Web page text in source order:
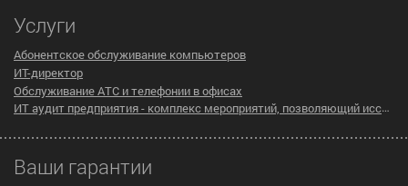
Услуги
Абонентское обслуживание компьютеров
ИТ-директор
Обслуживание АТС и телефонии в офисах
ИТ аудит предприятия - комплекс мероприятий, позволяющий исследовать существующую инфраструктуру компании на предмет эффективности ее работы
Ваши гарантии